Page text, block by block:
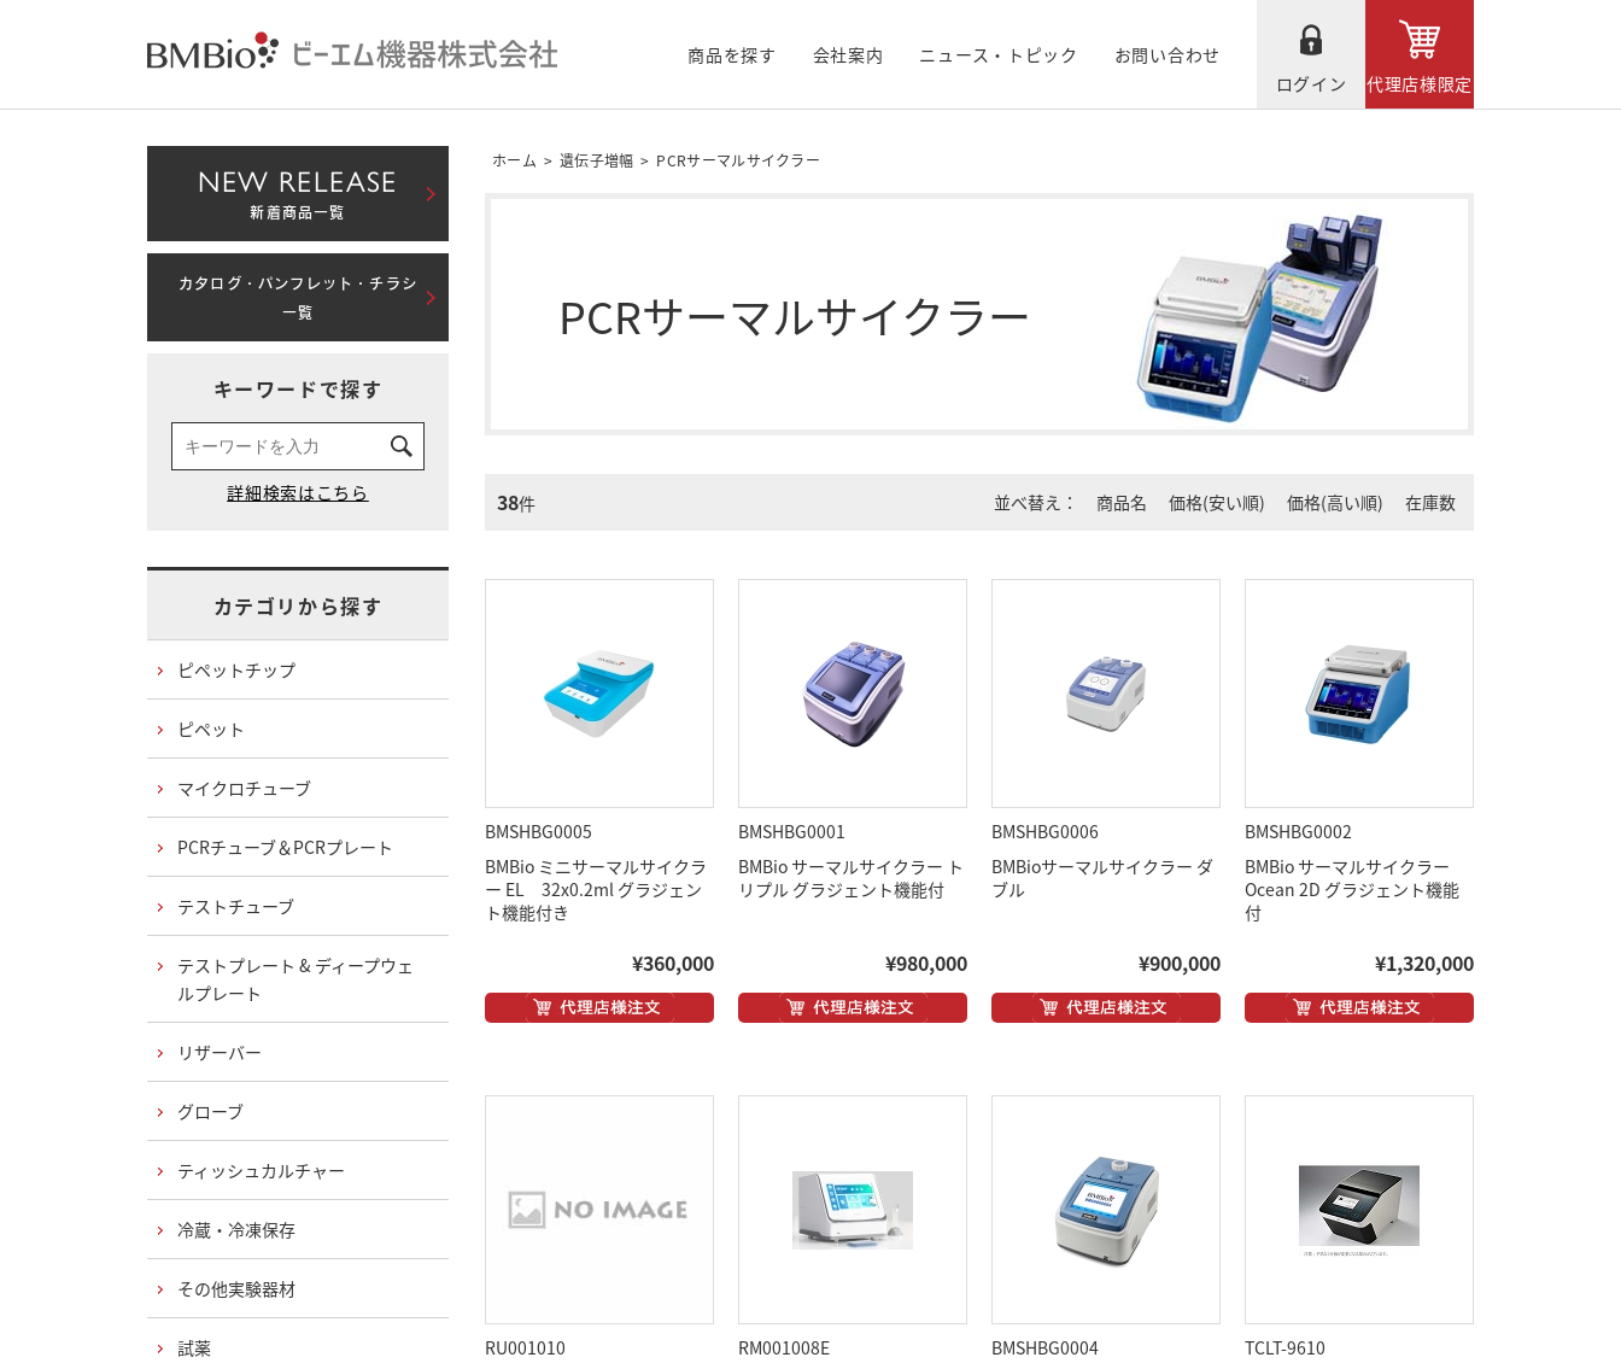
商品を探す 会社案内 ニュース・トピック
お問い合わせ
ログイン
代理店様限定
ホーム > 遺伝子増幅 > PCRサーマルサイクラー
PCRサーマルサイクラー
並べ替え： 商品名 価格(安い順) 価格(高い順) 在庫数
38件
BMSHBG0005
BMBio ミニサーマルサイクラ
ー EL 32x0.2ml グラジェン
ト機能付き
¥360,000
BMSHBG0001
BMBio サーマルサイクラー ト
リプル グラジェント機能付
¥980,000
BMSHBG0006
BMBioサーマルサイクラー ダ
ブル
¥900,000
BMSHBG0002
BMBio サーマルサイクラー
Ocean 2D グラジェント機能
付
¥1,320,000
RU001010
RM001008E
BMSHBG0004
TCLT-9610
NEW RELEASE
新着商品一覧
カタログ・パンフレット・チラシ
一覧
キーワードで探す
カテゴリから探す
ピペットチップ
ピペット
マイクロチューブ
PCRチューブ＆PCRプレート
テストチューブ
テストプレート & ディープウェ
ルプレート
リザーバー
グローブ
ティッシュカルチャー
冷蔵・冷凍保存
その他実験器材
試薬